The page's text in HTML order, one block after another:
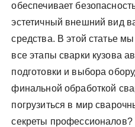
обеспечивает
эстетичный внешний вид
средства. В этой статье
все этапы сварки кузова
подготовки и выбора
финальной обработкой
погрузиться в мир
секреты профессионалов?